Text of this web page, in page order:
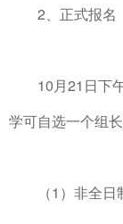
2、正式报名
10月21日下
学可自选一个组
（1）非全